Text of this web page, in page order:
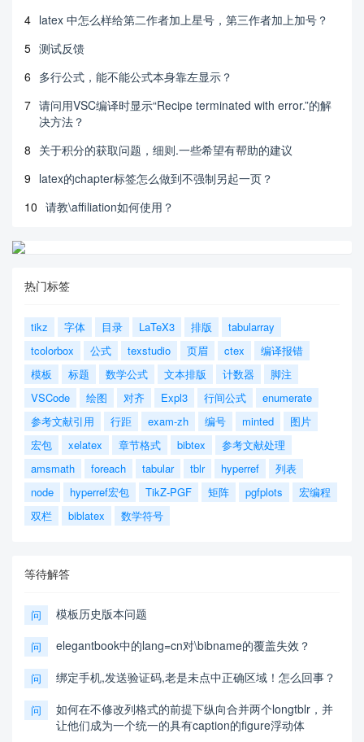
4 latex 中怎么样给第二作者加上星号，第三作者加上加号？
5 测试反馈
6 多行公式，能不能公式本身靠左显示？
7 请问用VSC编译时显示“Recipe terminated with error.”的解
决方法？
8 关于积分的获取问题，细则.一些希望有帮助的建议
9 latex的chapter标签怎么做到不强制另起一页？
10 请教\affiliation如何使用？
热门标签
tikz 字体 目录 LaTeX3 排版
tabularray
tcolorbox
公式 texstudio 页眉 ctex
编译报错
模板
标题 数学公式 文本排版 计数器
脚注
VSCode
绘图 对齐 Expl3 行间公式
enumerate
参考文献引用
行距 exam-zh 编号 minted
图片
宏包
xelatex 章节格式 bibtex
参考文献处理
amsmath
foreach tabular tblr hyperref
列表
node
hyperref宏包 TikZ-PGF 矩阵 pgfplots
宏编程
双栏
biblatex 数学符号
等待解答
问 模板历史版本问题
问 elegantbook中的lang=cn对\bibname的覆盖失效？
问 绑定手机,发送验证码,老是未点中正确区域！怎么回事？
问
如何在不修改列格式的前提下纵向合并两个longtblr，并
让他们成为一个统一的具有caption的figure浮动体